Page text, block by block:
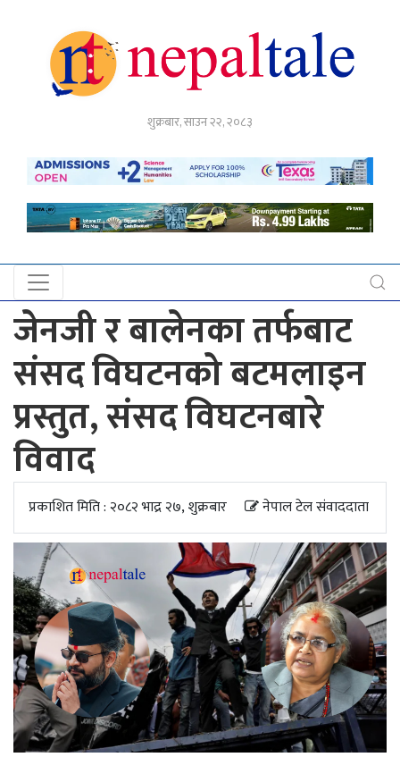
शुक्रबार, साउन २२, २०८३
अर्थ
नेपाल
प्रदेश
खबर
अन्तर्राष्ट्रिय
युके
अपडेट
खेलकुद
स्वास्थ्य/
जिबनशैली
जेनजी र बालेनका तर्फबाट
संसद विघटनको बटमलाइन
प्रस्तुत, संसद विघटनबारे
विवाद
प्रकाशित मिति : २०८२ भाद्र २७, शुक्रबार नेपाल टेल संवाददाता